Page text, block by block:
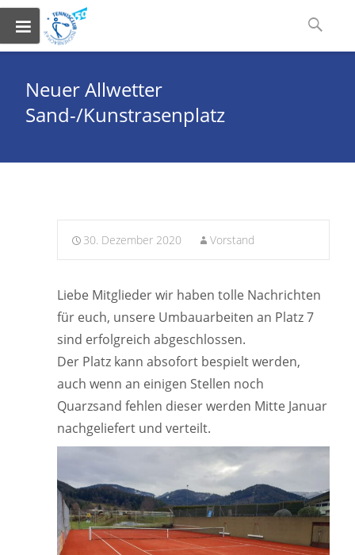
to
content
Suchen
Neuer Allwetter
Sand-/Kunstrasenplatz
30. Dezember 2020 Vorstand
Liebe Mitglieder wir haben tolle Nachrichten
für euch, unsere Umbauarbeiten an Platz 7
sind erfolgreich abgeschlossen.
Der Platz kann absofort bespielt werden,
auch wenn an einigen Stellen noch
Quarzsand fehlen dieser werden Mitte Januar
nachgeliefert und verteilt.